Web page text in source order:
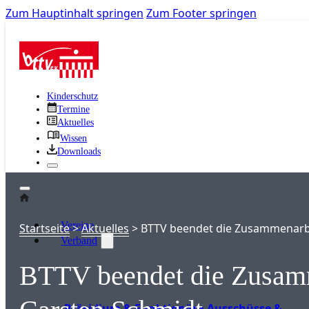
Zum Hauptinhalt springen Zum Footer springen
Kinderschutz
Termine
Aktuelles
Wissen
Downloads
Vereine
Verband
Startseite>Aktuelles > BTTV beendet die
BTTV beendet die